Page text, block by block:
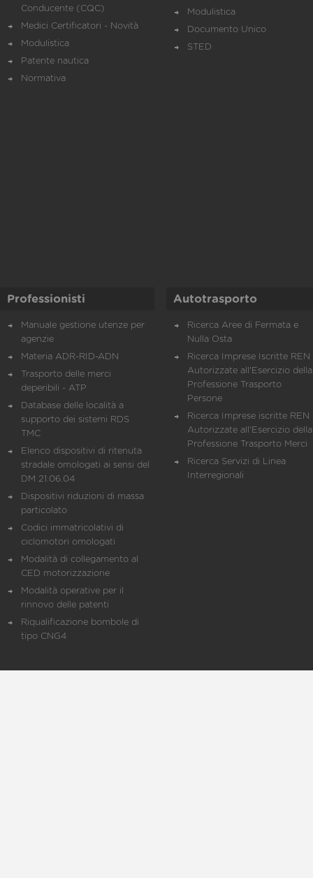
Conducente (CQC)
Medici Certificatori - Novità
Modulistica
Patente nautica
Normativa
Modulistica
Documento Unico
STED
Professionisti
Manuale gestione utenze per
agenzie
Materia ADR-RID-ADN
Trasporto delle merci
deperibili - ATP
Database delle località a
supporto dei sistemi RDS
TMC
Elenco dispositivi di ritenuta
stradale omologati ai sensi del
DM 21.06.04
Dispositivi riduzioni di massa
particolato
Codici immatricolativi di
ciclomotori omologati
Modalità di collegamento al
CED motorizzazione
Modalità operative per il
rinnovo delle patenti
Riqualificazione bombole di
tipo CNG4
Autotrasporto
Ricerca Aree di Fermata e
Nulla Osta
Ricerca Imprese Iscritte REN
Autorizzate all'Esercizio della
Professione Trasporto
Persone
Ricerca Imprese iscritte REN
Autorizzate all'Esercizio della
Professione Trasporto Merci
Ricerca Servizi di Linea
Interregionali